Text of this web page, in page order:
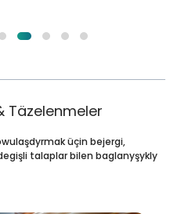
Täzelenmeler
üçin bejergi,
talaplar bilen baglanyşykly